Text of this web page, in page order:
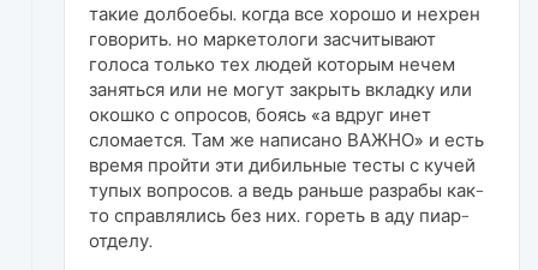
такие долбоебы. когда все хорошо и нехрен
говорить. но маркетологи засчитывают
голоса только тех людей которым нечем
заняться или не могут закрыть вкладку или
окошко с опросов, боясь «а вдруг инет
сломается. Там же написано ВАЖНО» и есть
время пройти эти дибильные тесты с кучей
тупых вопросов. а ведь раньше разрабы как-
то справлялись без них. гореть в аду пиар-
отделу.